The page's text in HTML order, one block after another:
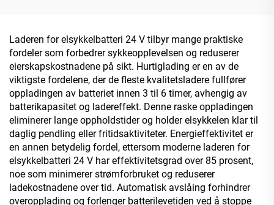
bilreparasjon
V med 150 W DC-
utgangsport
Laderen for elsykkelbatteri 24 V tilbyr mange praktiske
fordeler som forbedrer sykkeopplevelsen og reduserer
eierskapskostnadene på sikt. Hurtiglading er en av de
viktigste fordelene, der de fleste kvalitetsladere fullfører
oppladingen av batteriet innen 3 til 6 timer, avhengig av
batterikapasitet og ladereffekt. Denne raske oppladingen
eliminerer lange oppholdstider og holder elsykkelen klar til
daglig pendling eller fritidsaktiviteter. Energieffektivitet er
en annen betydelig fordel, ettersom moderne laderen for
elsykkelbatteri 24 V har effektivitetsgrad over 85 prosent,
noe som minimerer strømforbruket og reduserer
ladekostnadene over tid. Automatisk avslåing forhindrer
overopplading og forlenger batterilevetiden ved å stoppe